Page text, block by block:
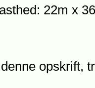
22m x
opskrift,